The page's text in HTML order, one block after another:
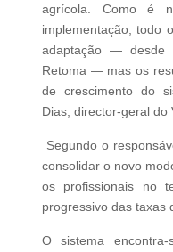
agrícola. Como é
implementação, todo
adaptação — desde
Retoma — mas os
de crescimento do
Dias, director-geral do
Segundo o
consolidar o novo
os profissionais no
progressivo das taxas
O sistema